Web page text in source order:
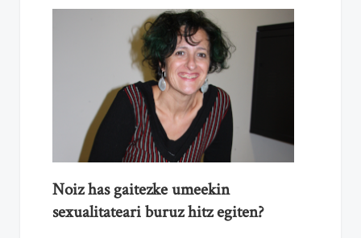
Noiz has gaitezke umeekin
sexualitateari buruz hitz egiten?